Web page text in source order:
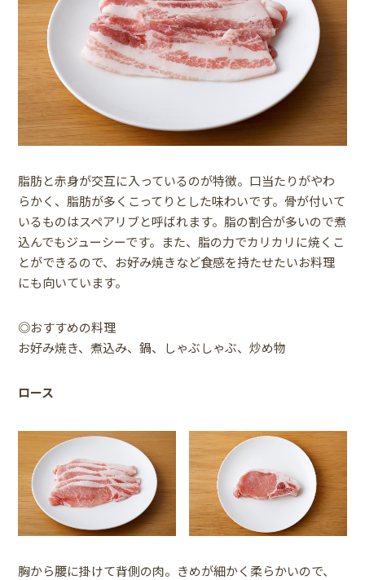
脂肪と赤身が交互に入っているのが特徴。口当たりがやわ
らかく、脂肪が多くこってりとした味わいです。骨が付いて
いるものはスペアリブと呼ばれます。脂の割合が多いので煮
込んでもジューシーです。また、脂の力でカリカリに焼くこ
とができるので、お好み焼きなど食感を持たせたいお料理
にも向いています。
◎おすすめの料理
お好み焼き、煮込み、鍋、しゃぶしゃぶ、炒め物
ロース
胸から腰に掛けて背側の肉。きめが細かく柔らかいので、